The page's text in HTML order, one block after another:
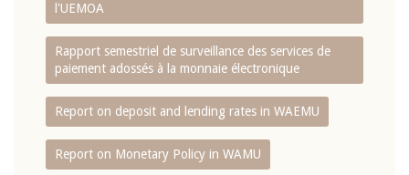
l'UEMOA
Rapport semestriel de surveillance des services de
paiement adossés à la monnaie électronique
Report on deposit and lending rates in WAEMU
Report on Monetary Policy in WAMU